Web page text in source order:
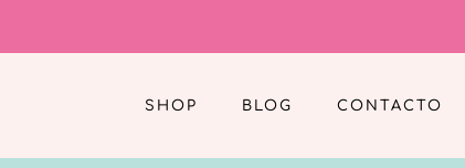
SHOP BLOG CONTACTO